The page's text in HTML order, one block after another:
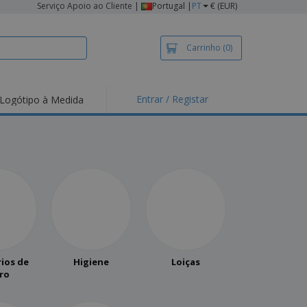
Serviço Apoio ao Cliente | Portugal | PT € (EUR)
Carrinho (0)
Logótipo à Medida Entrar / Registar
de
Higiene Loiças